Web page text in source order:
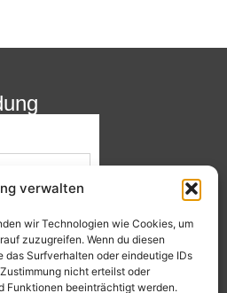
verwalten
wir Technologien wie Cookies, um
zuzugreifen. Wenn du diesen
Surfverhalten oder eindeutige IDs
nicht erteilst oder
Funktionen beeinträchtigt werden.